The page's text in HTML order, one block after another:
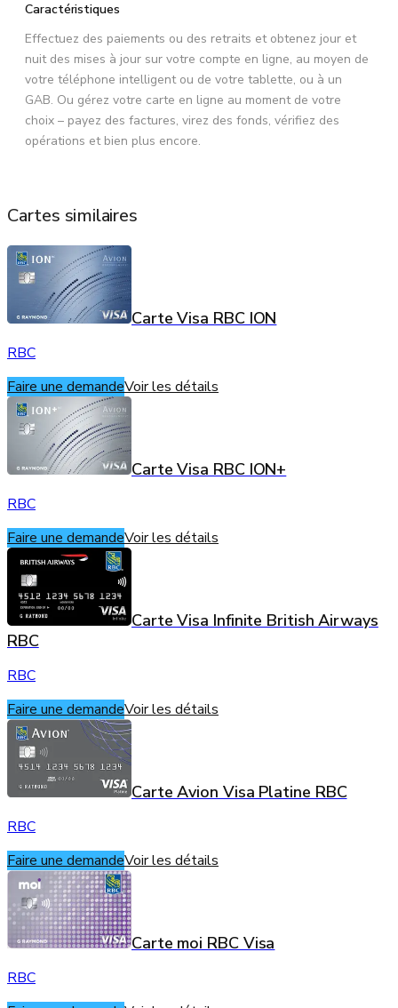
Caractéristiques
Effectuez des paiements ou des retraits et obtenez jour et
nuit des mises à jour sur votre compte en ligne, au moyen de
votre téléphone intelligent ou de votre tablette, ou à un
GAB. Ou gérez votre carte en ligne au moment de votre
choix – payez des factures, virez des fonds, vérifiez des
opérations et bien plus encore.
Cartes similaires
Carte Visa RBC ION
RBC
Faire une demandeVoir les détails
Carte Visa RBC ION+
RBC
Faire une demandeVoir les détails
Carte Visa Infinite British Airways
RBC
RBC
Faire une demandeVoir les détails
Carte Avion Visa Platine RBC
RBC
Faire une demandeVoir les détails
Carte moi RBC Visa
RBC